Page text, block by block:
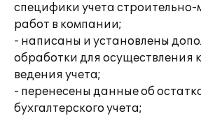
специфики учета
работ в компании;
- написаны и установлены
обработки для осуществления
ведения учета;
- перенесены данные об
бухгалтерского учета;